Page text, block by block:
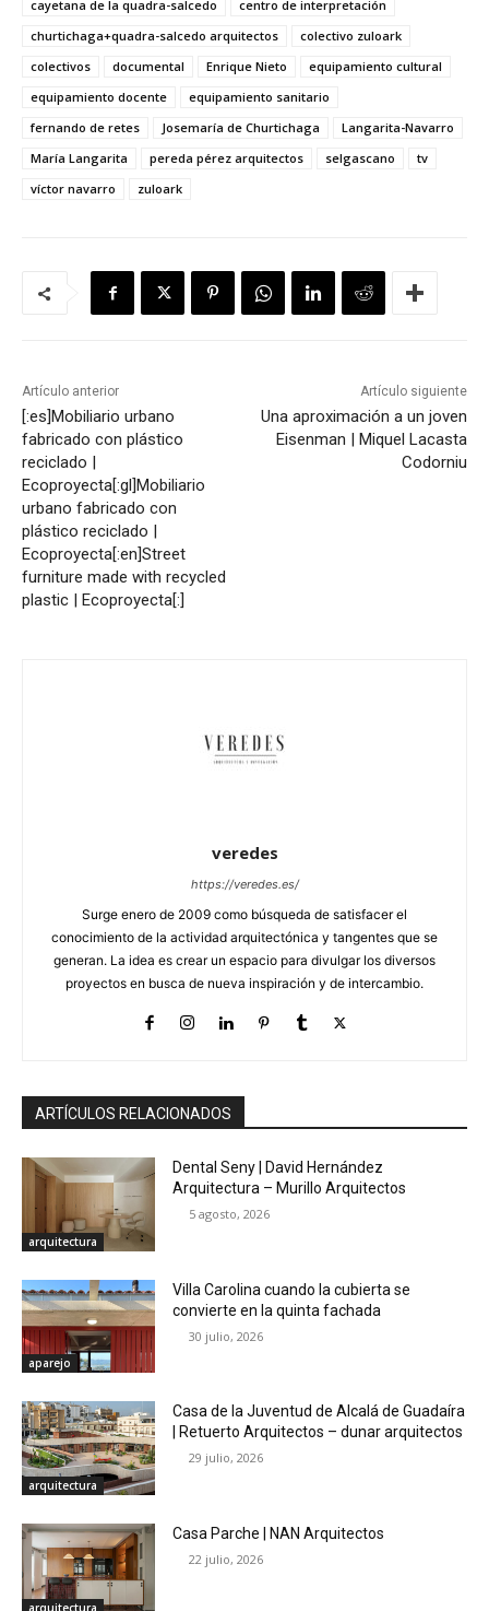
cayetana de la quadra-salcedo
centro de interpretación
churtichaga+quadra-salcedo arquitectos
colectivo zuloark
colectivos
documental Enrique Nieto
equipamiento cultural
equipamiento docente
equipamiento sanitario
fernando de retes
Josemaría de Churtichaga
Langarita-Navarro
María Langarita
pereda pérez arquitectos selgascano
tv
víctor navarro
zuloark
Artículo anterior
[:es]Mobiliario urbano
fabricado con plástico
reciclado |
Ecoproyecta[:gl]Mobiliario
urbano fabricado con
plástico reciclado |
Ecoproyecta[:en]Street
furniture made with recycled
plastic | Ecoproyecta[:]
Artículo siguiente
Una aproximación a un joven
Eisenman | Miquel Lacasta
Codorniu
veredes
https://veredes.es/
Surge enero de 2009 como búsqueda de satisfacer el
conocimiento de la actividad arquitectónica y tangentes que se
generan. La idea es crear un espacio para divulgar los diversos
proyectos en busca de nueva inspiración y de intercambio.
ARTÍCULOS RELACIONADOS
arquitectura
Dental Seny | David Hernández
Arquitectura – Murillo Arquitectos
5 agosto, 2026
aparejo
Villa Carolina cuando la cubierta se
convierte en la quinta fachada
30 julio, 2026
arquitectura
Casa de la Juventud de Alcalá de Guadaíra
| Retuerto Arquitectos – dunar arquitectos
29 julio, 2026
arquitectura
Casa Parche | NAN Arquitectos
22 julio, 2026